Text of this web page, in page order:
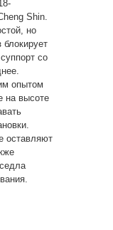
Shin.
но
со
опытом
на высоте
оставляют